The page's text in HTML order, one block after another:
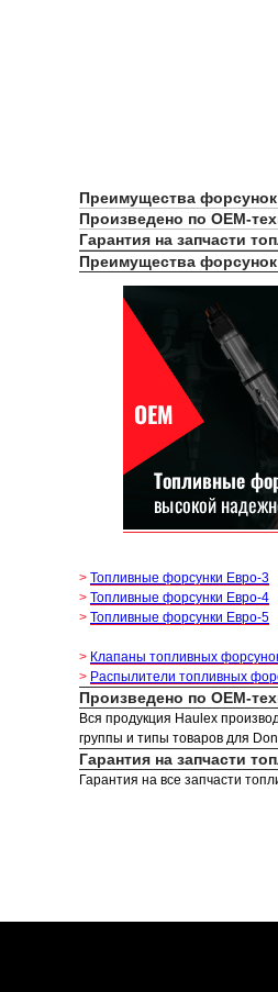
Преимущества
Произведено по OEM-
Гарантия на запчасти
Преимущества
> Топливные форсунки Евро-3
> Топливные форсунки Евро-4
> Топливные форсунки Евро-5
> Клапаны топливных
> Распылители топливных
Произведено по OEM-
Вся продукция Haulex
группы и типы товаров для
Гарантия на запчасти
Гарантия на все запчасти